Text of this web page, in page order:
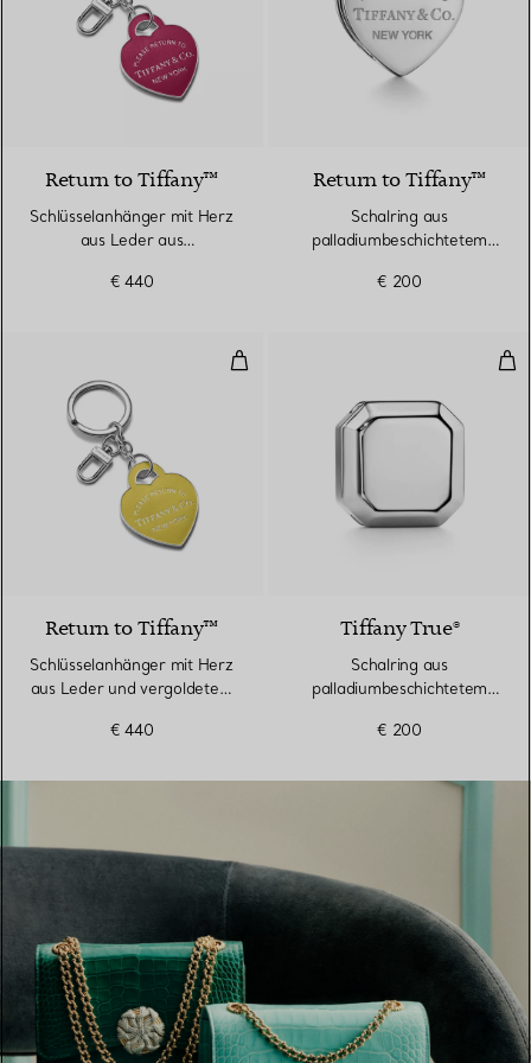
Return to Tiffany™
Schlüsselanhänger mit Herz
aus Leder aus
Messing
€ 440
Return to Tiffany™
Schalring aus
palladiumbeschichtetem
€ 200
Schlüsselanhänger mit Herz
Return to Tiffany™
Schlüsselanhänger mit Herz
aus Leder und vergoldetem
€ 440
Tiffany True®
Schalring aus
palladiumbeschichtetem
€ 200